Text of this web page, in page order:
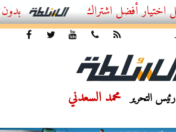
أفضل اشتراك IPTV بدون تقطيع 2026 – دليل المشاهد العصري
رئيس التحرير محمد السعدني